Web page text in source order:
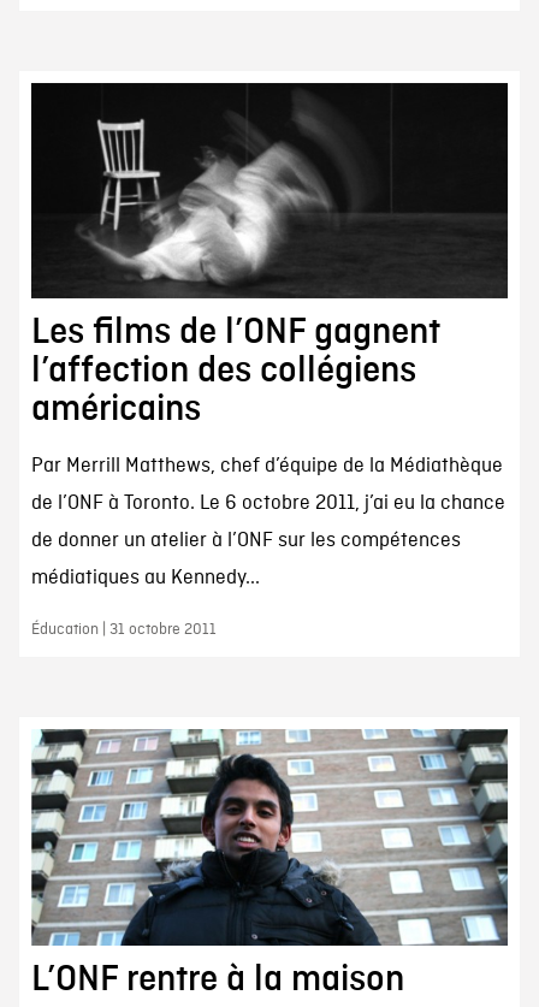
Les films de l’ONF gagnent
l’affection des collégiens
américains
Par Merrill Matthews, chef d’équipe de la Médiathèque
de l’ONF à Toronto. Le 6 octobre 2011, j’ai eu la chance
de donner un atelier à l’ONF sur les compétences
médiatiques au Kennedy...
Éducation | 31 octobre 2011
L’ONF rentre à la maison